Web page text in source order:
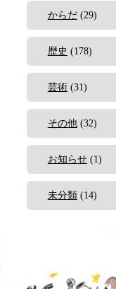
からだ(29)
歴史 (178)
芸術(31)
その他(32)
お知らせ(1)
未分類(14)